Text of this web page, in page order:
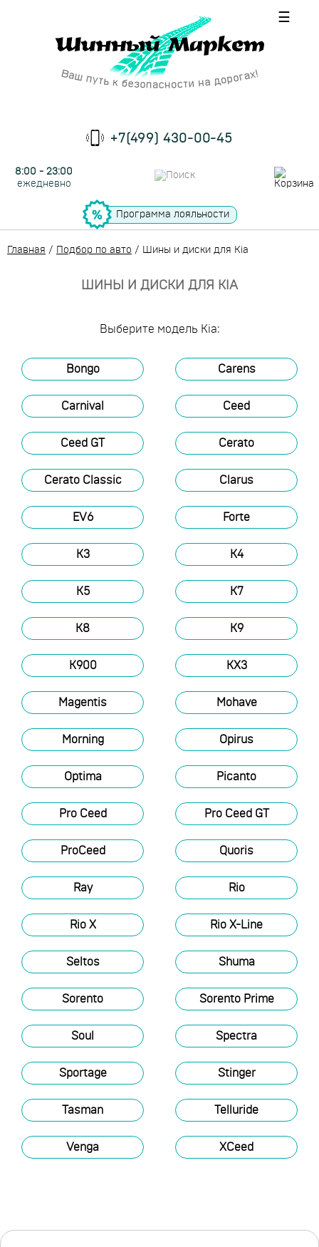
☰
+7(499) 430-00-45
8:00 - 23:00
ежедневно
Программа лояльности
Главная / Подбор по авто / Шины и диски для Kia
ШИНЫ И ДИСКИ ДЛЯ KIA
Выберите модель Kia:
Bongo Carens
Carnival Ceed
Ceed GT Cerato
Cerato Classic Clarus
EV6 Forte
K3 K4
K5 K7
K8 K9
K900 KX3
Magentis Mohave
Morning Opirus
Optima Picanto
Pro Ceed Pro Ceed GT
ProCeed Quoris
Ray Rio
Rio X Rio X-Line
Seltos Shuma
Sorento Sorento Prime
Soul Spectra
Sportage Stinger
Tasman Telluride
Venga XCeed